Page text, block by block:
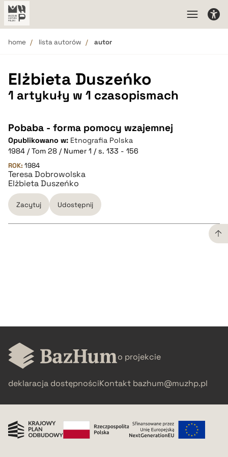
home lista autorów autor
Elżbieta Duszeńko
1 artykuły w 1 czasopismach
Pobaba - forma pomocy wzajemnej
Opublikowano w: Etnografia Polska
1984 / Tom 28 / Numer 1 / s. 133 - 156
ROK: 1984
Teresa Dobrowolska
Elżbieta Duszeńko
Zacytuj Udostępnij
pobierz cytat
o projekcie
deklaracja dostępnościKontakt bazhum@muzhp.pl